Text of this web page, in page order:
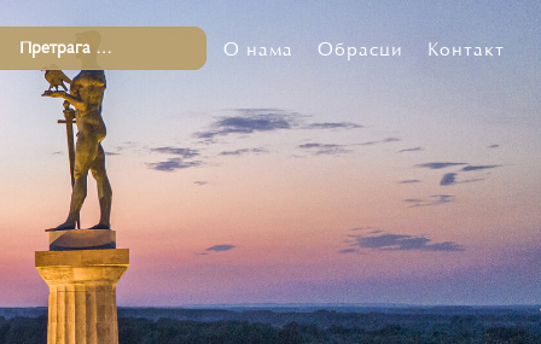
О нама Обрасци Контакт